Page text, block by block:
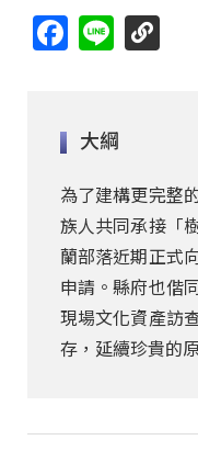
Facebook
Line
大綱
為了建構更完整
族人共同承接「
蘭部落近期正式
申請。縣府也偕
現場文化資產訪
存，延續珍貴的